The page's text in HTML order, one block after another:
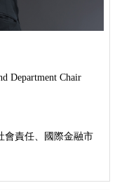
Department Chair
會責任、國際金融市